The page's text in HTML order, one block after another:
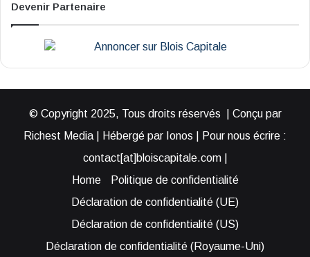
Devenir Partenaire
© Copyright 2025, Tous droits réservés | Conçu par
Richest Media | Hébergé par Ionos | Pour nous écrire :
contact[at]bloiscapitale.com |
Home
Politique de confidentialité
Déclaration de confidentialité (UE)
Déclaration de confidentialité (US)
Déclaration de confidentialité (Royaume-Uni)